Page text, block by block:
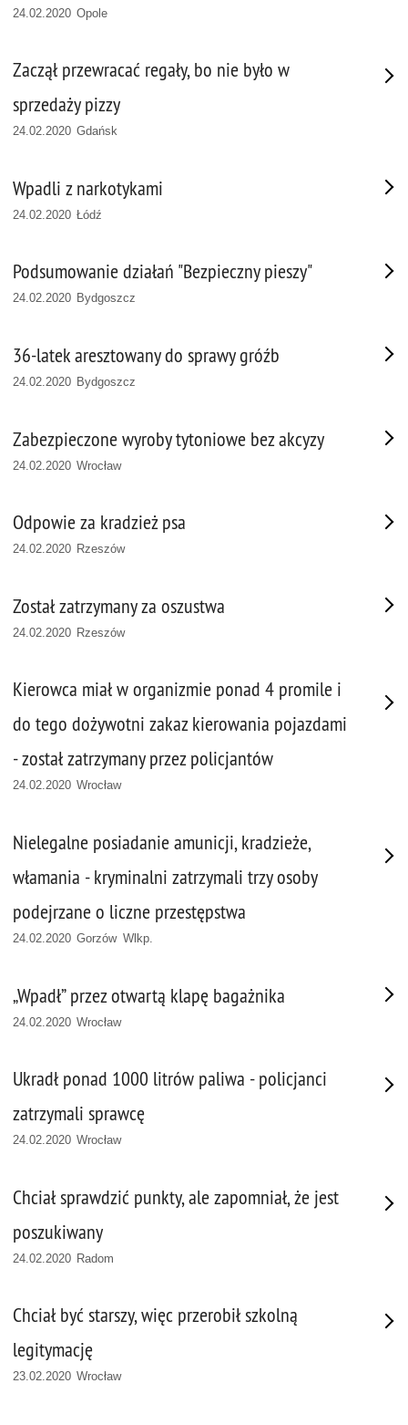
24.02.2020 Opole
Zaczął przewracać regały, bo nie było w
sprzedaży pizzy
24.02.2020 Gdańsk
Wpadli z narkotykami
24.02.2020 Łódź
Podsumowanie działań "Bezpieczny pieszy"
24.02.2020 Bydgoszcz
36-latek aresztowany do sprawy gróźb
24.02.2020 Bydgoszcz
Zabezpieczone wyroby tytoniowe bez akcyzy
24.02.2020 Wrocław
Odpowie za kradzież psa
24.02.2020 Rzeszów
Został zatrzymany za oszustwa
24.02.2020 Rzeszów
Kierowca miał w organizmie ponad 4 promile i
do tego dożywotni zakaz kierowania pojazdami
- został zatrzymany przez policjantów
24.02.2020 Wrocław
Nielegalne posiadanie amunicji, kradzieże,
włamania - kryminalni zatrzymali trzy osoby
podejrzane o liczne przestępstwa
24.02.2020 Gorzów Wlkp.
„Wpadł” przez otwartą klapę bagażnika
24.02.2020 Wrocław
Ukradł ponad 1000 litrów paliwa - policjanci
zatrzymali sprawcę
24.02.2020 Wrocław
Chciał sprawdzić punkty, ale zapomniał, że jest
poszukiwany
24.02.2020 Radom
Chciał być starszy, więc przerobił szkolną
legitymację
23.02.2020 Wrocław